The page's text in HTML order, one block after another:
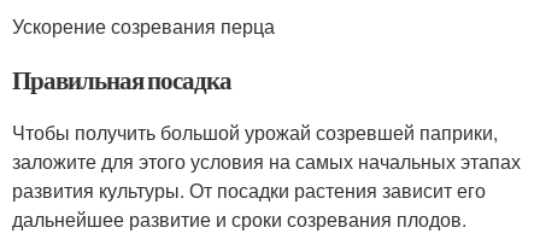
Ускорение созревания перца
Правильная посадка
Чтобы получить большой урожай созревшей паприки,
заложите для этого условия на самых начальных этапах
развития культуры. От посадки растения зависит его
дальнейшее развитие и сроки созревания плодов.